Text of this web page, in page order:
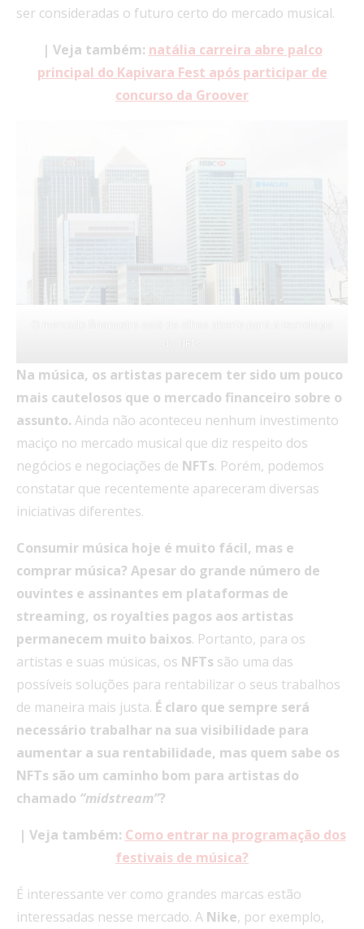
ser consideradas o futuro certo do mercado musical.
| Veja também: natália carreira abre palco
principal do Kapivara Fest após participar de
concurso da Groover
Na música, os artistas parecem ter sido um pouco
mais cautelosos que o mercado financeiro sobre o
assunto. Ainda não aconteceu nenhum investimento
maciço no mercado musical que diz respeito dos
negócios e negociações de NFTs. Porém, podemos
constatar que recentemente apareceram diversas
iniciativas diferentes.
Consumir música hoje é muito fácil, mas e
comprar música? Apesar do grande número de
ouvintes e assinantes em plataformas de
streaming, os royalties pagos aos artistas
permanecem muito baixos. Portanto, para os
artistas e suas músicas, os NFTs são uma das
possíveis soluções para rentabilizar o seus trabalhos
de maneira mais justa. É claro que sempre será
necessário trabalhar na sua visibilidade para
aumentar a sua rentabilidade, mas quem sabe os
NFTs são um caminho bom para artistas do
chamado “midstream”?
| Veja também: Como entrar na programação dos
festivais de música?
É interessante ver como grandes marcas estão
interessadas nesse mercado. A Nike, por exemplo,